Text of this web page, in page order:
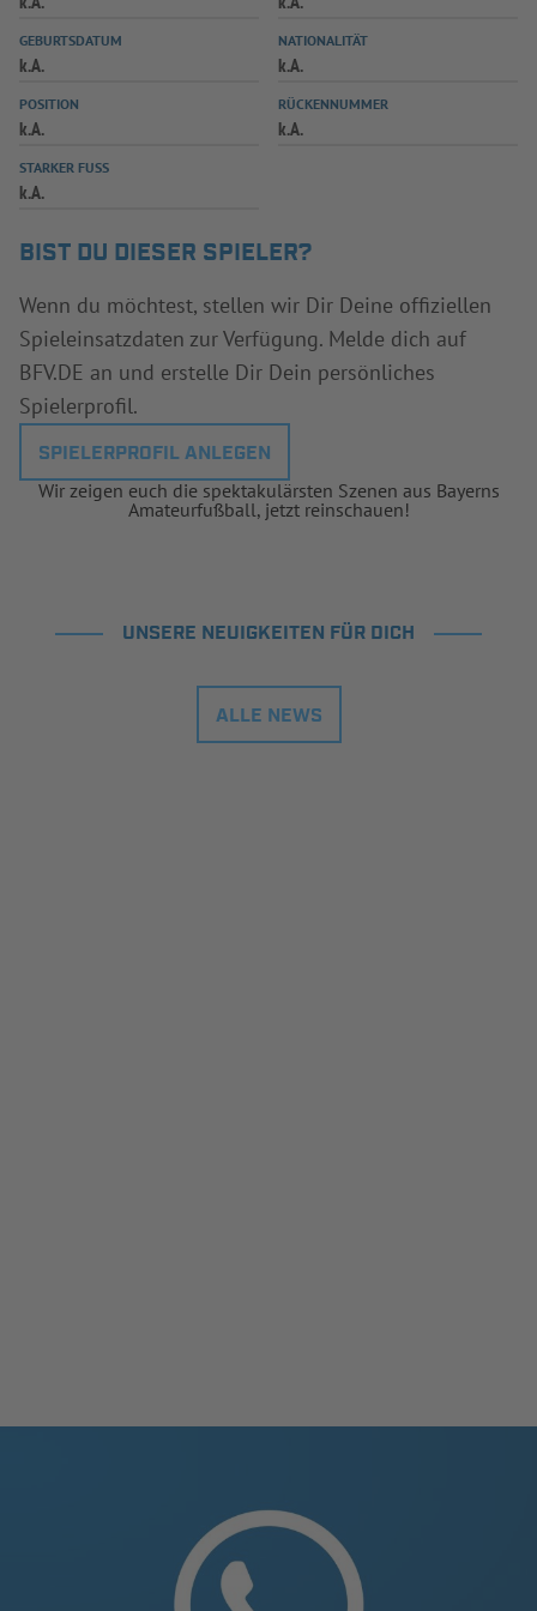
SPIELPLUS
GEBURTSDATUM
k.A.
NATIONALITÄT
k.A.
POSITION
k.A.
RÜCKENNUMMER
k.A.
STARKER FUSS
k.A.
BIST DU DIESER SPIELER?
Wenn du möchtest, stellen wir Dir Deine offiziellen
Spieleinsatzdaten zur Verfügung. Melde dich auf
BFV.DE an und erstelle Dir Dein persönliches
Spielerprofil.
SPIELERPROFIL ANLEGEN
Wir zeigen euch die spektakulärsten Szenen aus Bayerns
Amateurfußball, jetzt reinschauen!
UNSERE NEUIGKEITEN FÜR DICH
ALLE NEWS